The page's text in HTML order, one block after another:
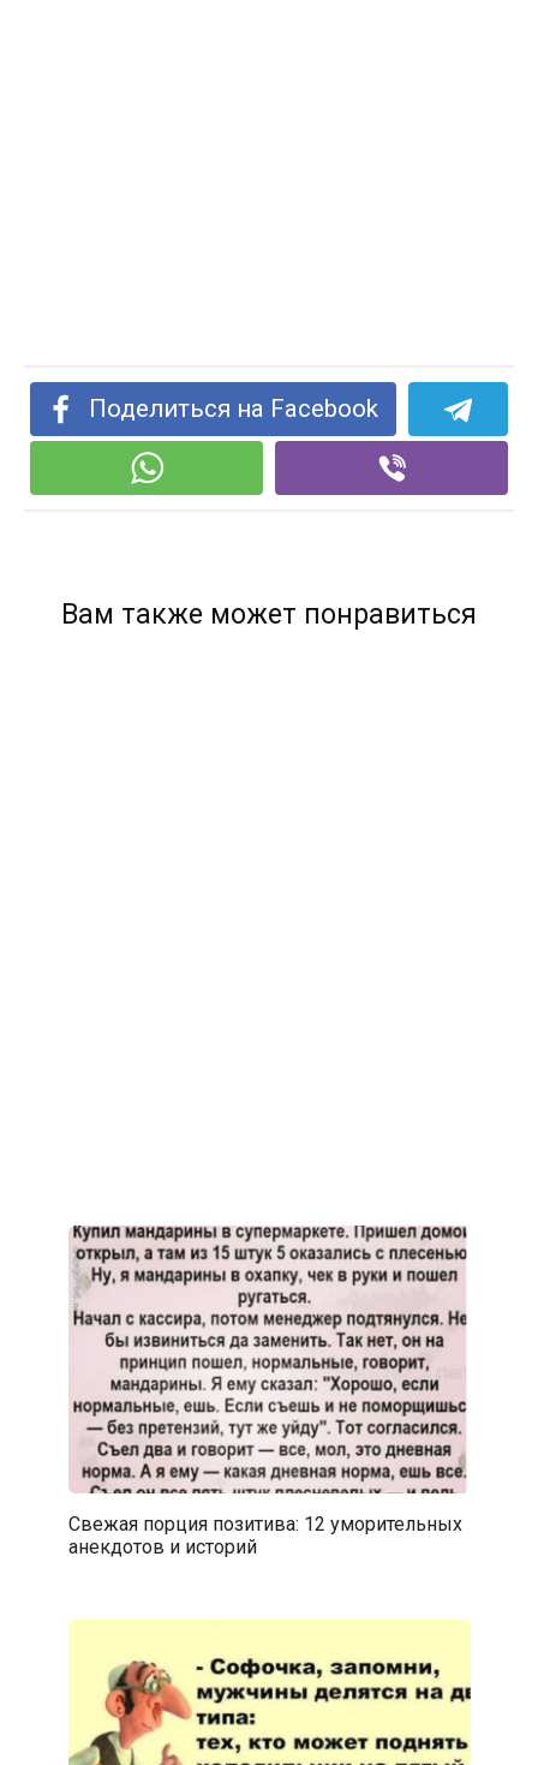
Поделиться на Facebook
Вам также может понравиться
Свежая порция позитива: 12 уморительных
анекдотов и историй